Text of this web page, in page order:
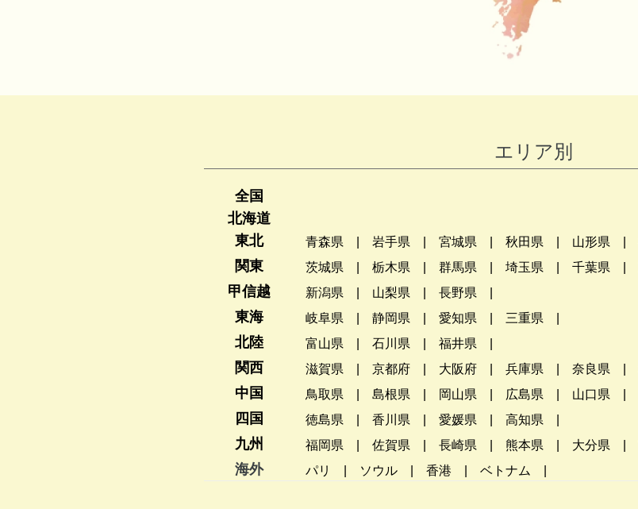
エリア別
全国
北海道
東北
青森県 岩手県 宮城県 秋田県 山形県
関東 茨城県 栃木県 群馬県 埼玉県 千葉県
甲信越 新潟県 山梨県 長野県
東海 岐阜県 静岡県 愛知県 三重県
北陸 富山県 石川県 福井県
関西 滋賀県 京都府 大阪府 兵庫県 奈良県
中国 鳥取県 島根県 岡山県 広島県 山口県
四国 徳島県 香川県 愛媛県 高知県
九州 福岡県 佐賀県 長崎県 熊本県 大分県
海外 パリ ソウル 香港 ベトナム